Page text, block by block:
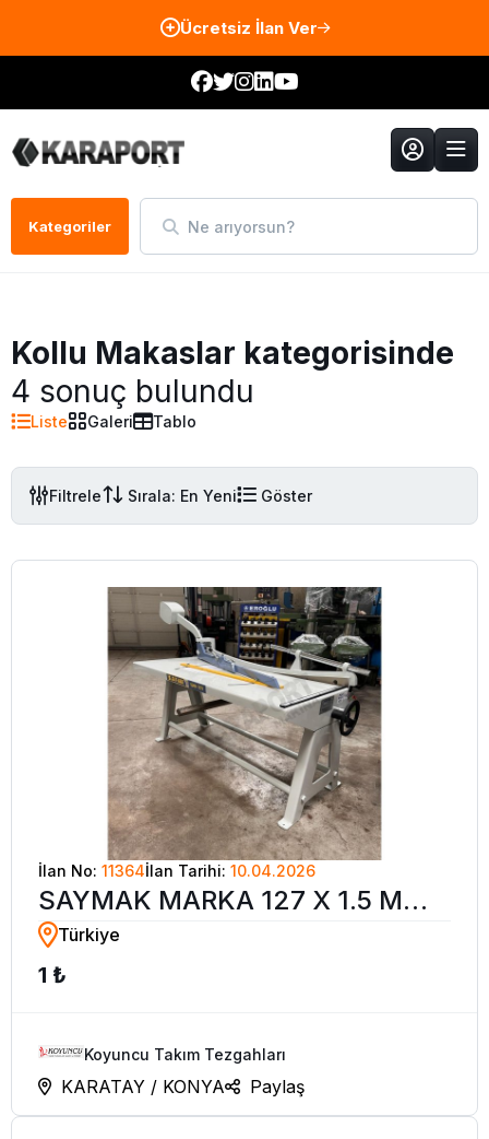
Ücretsiz İlan Ver
Kategoriler Ne arıyorsun?
Kollu Makaslar kategorisinde
4 sonuç bulundu
Liste Galeri Tablo
Filtrele Sırala: En Yeni Göster
İlan No: 11364İlan Tarihi: 10.04.2026
SAYMAK MARKA 127 X 1.5 MM
KOLLU GİYOTİN MAKAS
Türkiye
1 ₺
Koyuncu Takım Tezgahları
KARATAY / KONYA Paylaş